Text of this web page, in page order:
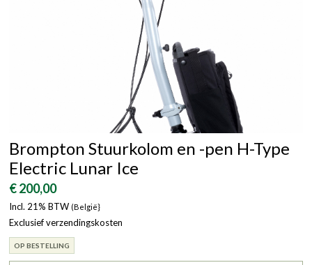
Brompton Stuurkolom en -pen H-Type
Electric Lunar Ice
€ 200,00
Incl. 21% BTW (België}
Exclusief verzendingskosten
OP BESTELLING